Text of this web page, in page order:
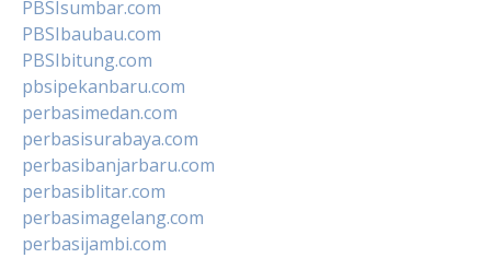
PBSIsumbar.com
PBSIbaubau.com
PBSIbitung.com
pbsipekanbaru.com
perbasimedan.com
perbasisurabaya.com
perbasibanjarbaru.com
perbasiblitar.com
perbasimagelang.com
perbasijambi.com